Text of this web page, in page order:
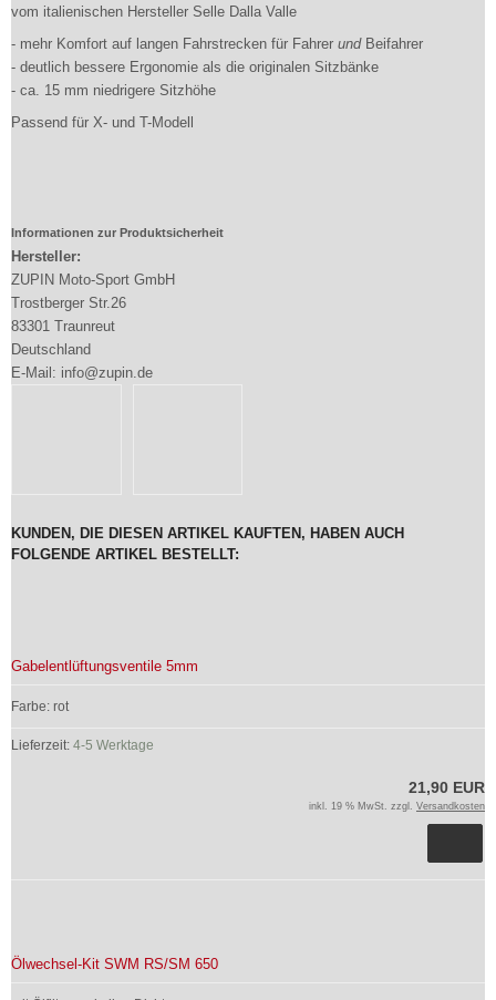
vom italienischen Hersteller Selle Dalla Valle
- mehr Komfort auf langen Fahrstrecken für Fahrer undBeifahrer
- deutlich bessere Ergonomie als die originalen Sitzbänke
- ca. 15 mm niedrigere Sitzhöhe
Passend für X- und T-Modell
Informationen zur Produktsicherheit
Hersteller:
ZUPIN Moto-Sport GmbH
Trostberger Str.26
83301 Traunreut
Deutschland
E-Mail: info@zupin.de
KUNDEN, DIE DIESEN ARTIKEL KAUFTEN, HABEN AUCH
FOLGENDE ARTIKEL BESTELLT:
Gabelentlüftungsventile 5mm
Farbe: rot
Lieferzeit: 4-5 Werktage
21,90 EUR
inkl. 19 % MwSt. zzgl. Versandkosten
Ölwechsel-Kit SWM RS/SM 650